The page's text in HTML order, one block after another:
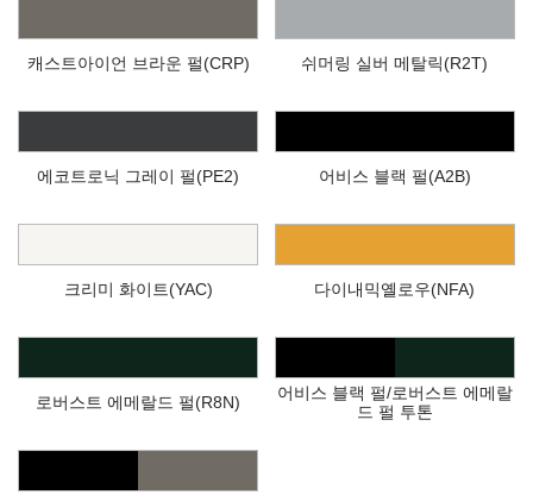
캐스트아이언 브라운 펄(CRP) 쉬머링 실버 메탈릭(R2T)
에코트로닉 그레이 펄(PE2) 어비스 블랙 펄(A2B)
크리미 화이트(YAC) 다이내믹옐로우(NFA)
로버스트 에메랄드 펄(R8N)
어비스 블랙 펄/로버스트 에메랄
드 펄 투톤